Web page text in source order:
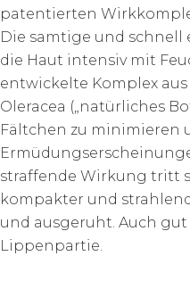
patentierten
Die samtige und schnell
die Haut intensiv mit
entwickelte Komplex
Oleracea („natürliches
Fältchen zu minimieren
straffende Wirkung tritt
kompakter und
und ausgeruht. Auch
Lippenpartie.